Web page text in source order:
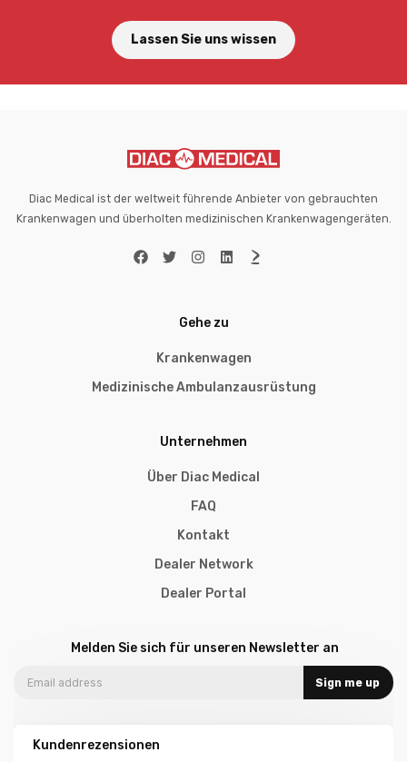
Lassen Sie uns wissen
Diac Medical ist der weltweit führende Anbieter von gebrauchten
Krankenwagen und überholten medizinischen Krankenwagengeräten.
Gehe zu
Krankenwagen
Medizinische Ambulanzausrüstung
Unternehmen
Über Diac Medical
FAQ
Kontakt
Dealer Network
Dealer Portal
Melden Sie sich für unseren Newsletter an
Sign me up
Kundenrezensionen